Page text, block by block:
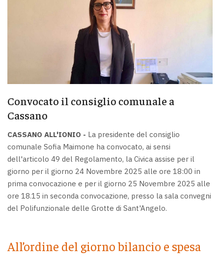
Convocato il consiglio comunale a
Cassano
CASSANO ALL'IONIO - La presidente del consiglio
comunale Sofia Maimone ha convocato, ai sensi
dell'articolo 49 del Regolamento, la Civica assise per il
giorno per il giorno 24 Novembre 2025 alle ore 18:00 in
prima convocazione e per il giorno 25 Novembre 2025 alle
ore 18.15 in seconda convocazione, presso la sala convegni
del Polifunzionale delle Grotte di Sant'Angelo.
All’ordine del giorno bilancio e spesa